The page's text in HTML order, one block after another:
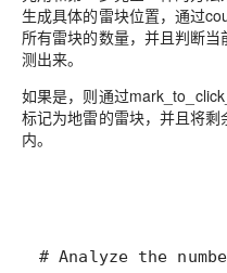
生成具体的雷块位置，通过
所有雷块的数量，并且判断
测出来。
如果是，则通过
标记为地雷的雷块，并且将
内。